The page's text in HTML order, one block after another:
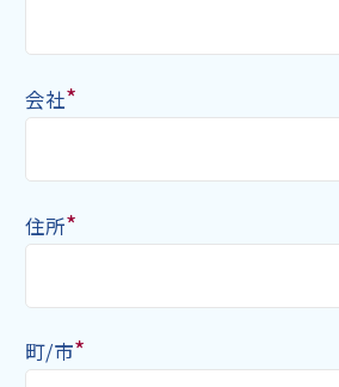
会社*
住所*
町/市*